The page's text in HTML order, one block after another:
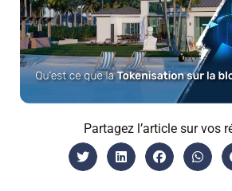
Partagez l’article sur vos